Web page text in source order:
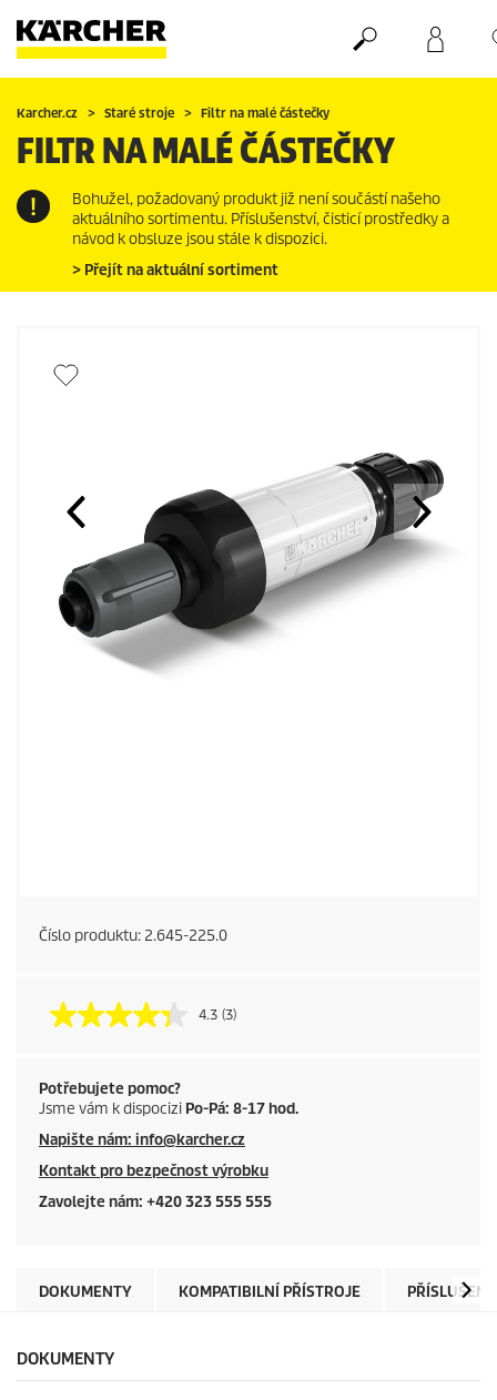
Nákupní košík
Seznam oblíbených produktů
Karcher.cz Staré stroje Filtr na malé částečky
FILTR NA MALÉ ČÁSTEČKY
Bohužel, požadovaný produkt již není součástí našeho
aktuálního sortimentu. Příslušenství, čisticí prostředky a
návod k obsluze jsou stále k dispozici.
> Přejít na aktuální sortiment
Číslo produktu: 2.645-225.0
4.3 (3)
Potřebujete pomoc?
Jsme vám k dispocizi Po-Pá: 8-17 hod.
Napište nám: info@karcher.cz
Kontakt pro bezpečnost výrobku
Zavolejte nám: +420 323 555 555
DOKUMENTY KOMPATIBILNÍ PŘÍSTROJE
DOKUMENTY